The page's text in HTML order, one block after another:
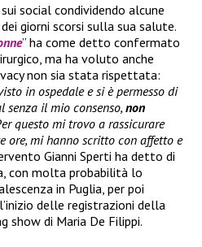
social condividendo alcune
giorni scorsi sulla sua salute.
” ha come detto confermato
ma ha voluto anche
non sia stata rispettata:
in ospedale e si è permesso di
il mio consenso, non
questo mi trovo a rassicurare
ore, mi hanno scritto con affetto e
Gianni Sperti ha detto di
con molta probabilità lo
in Puglia, per poi
delle registrazioni della
show di Maria De Filippi.